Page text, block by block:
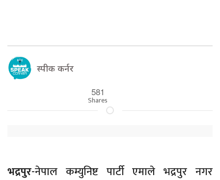
स्पीक कर्नर
581
Shares
भद्रपुर-नेपाल कम्युनिष्ट पार्टी एमाले भद्रपुर नगर